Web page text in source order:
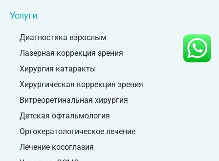
Услуги
Диагностика взрослым
Лазерная коррекция зрения
Хирургия катаракты
Хирургическая коррекция зрения
Витреоретинальная хирургия
Детская офтальмология
Ортокератологическое лечение
Лечение косоглазия